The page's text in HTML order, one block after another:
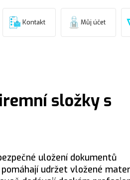
Kontakt Můj účet
složky s
uložení dokumentů
udržet vložené